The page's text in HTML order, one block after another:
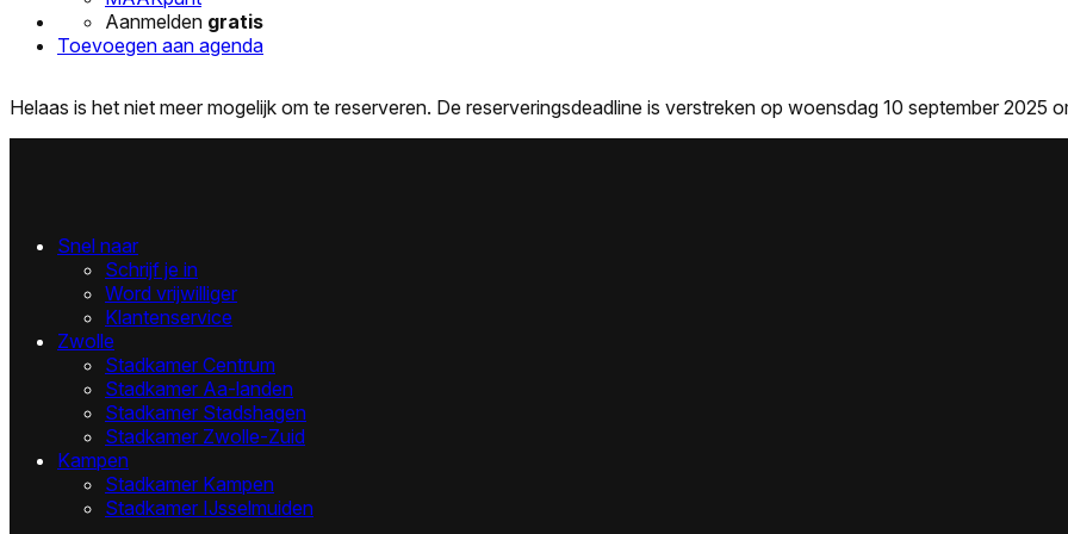
Aanmelden gratis
Toevoegen aan agenda
Helaas is het niet meer mogelijk om te reserveren. De reserveringsdeadline is verstreken op woensdag 10 september 2025
Snel naar
Schrijf je in
Word vrijwilliger
Klantenservice
Zwolle
Stadkamer Centrum
Stadkamer Aa-landen
Stadkamer Stadshagen
Stadkamer Zwolle-Zuid
Kampen
Stadkamer Kampen
Stadkamer IJsselmuiden